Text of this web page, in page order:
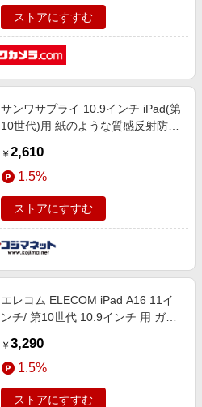
ストアにすすむ
サンワサプライ 10.9インチ iPad(第
10世代)用 紙のような質感反射防止
￥ 2,610
1.5%
ストアにすすむ
エレコム ELECOM iPad A16 11イ
ンチ/ 第10世代 10.9インチ 用 ガラ
ガイドフレーム付 TB-A25RFLGDT
￥ 3,290
1.5%
ストアにすすむ